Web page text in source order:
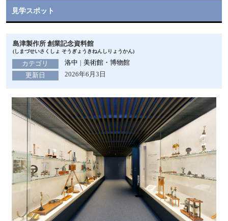
見学スポット
島津製作所 創業記念資料館
(しまづせいさくしょ そうぎょうきねんしりょうかん)
カテゴリ 洛中
美術館・博物館
更新日
2026年6月3日